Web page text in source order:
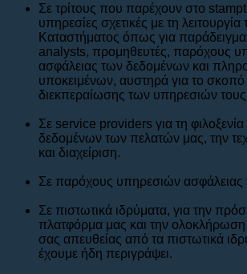
Σε τρίτους που παρέχουν στο
υπηρεσίες σχετικές με τη
Καταστήματος όπως για
analysts, προμηθευτές, παρόχους
ασφάλειας των δεδομένων και
υποκειμένων, αυστηρά για το σκοπό
διεκπεραίωσης των υπηρεσιών
Σε service providers για τη
δεδομένων των πελατών μας, την
και διαχείριση.
Σε παρόχους υπηρεσιών
Σε πιστωτικά ιδρύματα, για την
πλατφόρμα μας και την ολοκλήρωση
σας απευθείας από τα πιστωτικά
έχουμε ήδη περιγράψει.